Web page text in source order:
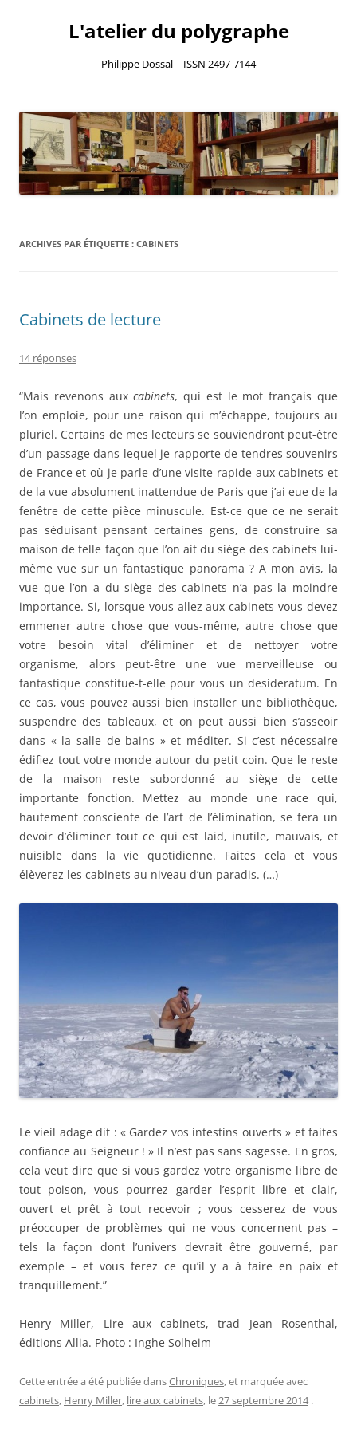
L'atelier du polygraphe
Philippe Dossal – ISSN 2497-7144
au
contenu
ARCHIVES PAR ÉTIQUETTE : CABINETS
Cabinets de lecture
14 réponses
“Mais revenons auxcabinets, qui est le mot français que
l’on emploie, pour une raison qui m’échappe, toujours au
pluriel. Certains de mes lecteurs se souviendront peut-être
d’un passage dans lequel je rapporte de tendres souvenirs
de France et où je parle d’une visite rapide aux cabinets et
de la vue absolument inattendue de Paris que j’ai eue de la
fenêtre de cette pièce minuscule. Est-ce que ce ne serait
pas séduisant pensant certaines gens, de construire sa
maison de telle façon que l’on ait du siège des cabinets lui-
même vue sur un fantastique panorama ? A mon avis, la
vue que l’on a du siège des cabinets n’a pas la moindre
importance. Si, lorsque vous allez aux cabinets vous devez
emmener autre chose que vous-même, autre chose que
votre besoin vital d’éliminer et de nettoyer votre
organisme, alors peut-être une vue merveilleuse ou
fantastique constitue-t-elle pour vous un desideratum. En
ce cas, vous pouvez aussi bien installer une bibliothèque,
suspendre des tableaux, et on peut aussi bien s’asseoir
dans « la salle de bains » et méditer. Si c’est nécessaire
édifiez tout votre monde autour du petit coin. Que le reste
de la maison reste subordonné au siège de cette
importante fonction. Mettez au monde une race qui,
hautement consciente de l’art de l’élimination, se fera un
devoir d’éliminer tout ce qui est laid, inutile, mauvais, et
nuisible dans la vie quotidienne. Faites cela et vous
élèverez les cabinets au niveau d’un paradis. (…)
Le vieil adage dit : « Gardez vos intestins ouverts » et faites
confiance au Seigneur ! » Il n’est pas sans sagesse. En gros,
cela veut dire que si vous gardez votre organisme libre de
tout poison, vous pourrez garder l’esprit libre et clair,
ouvert et prêt à tout recevoir ; vous cesserez de vous
préoccuper de problèmes qui ne vous concernent pas –
tels la façon dont l’univers devrait être gouverné, par
exemple – et vous ferez ce qu’il y a à faire en paix et
tranquillement.”
Henry Miller, Lire aux cabinets, trad Jean Rosenthal,
éditions Allia. Photo : Inghe Solheim
Cette entrée a été publiée dansChroniques, et marquée avec
cabinets, Henry Miller, lire aux cabinets, le27 septembre 2014 .